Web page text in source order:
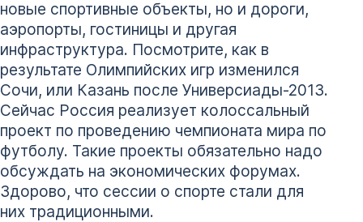
новые спортивные объекты, но и дороги,
аэропорты, гостиницы и другая
инфраструктура. Посмотрите, как в
результате Олимпийских игр изменился
Сочи, или Казань после Универсиады-2013.
Сейчас Россия реализует колоссальный
проект по проведению чемпионата мира по
футболу. Такие проекты обязательно надо
обсуждать на экономических форумах.
Здорово, что сессии о спорте стали для
них традиционными.